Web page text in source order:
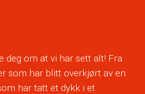
deg om at vi har sett alt! Fra
som har blitt overkjørt av en
har tatt et dykk i et